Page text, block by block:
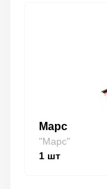
Марс
"Марс"
1 шт